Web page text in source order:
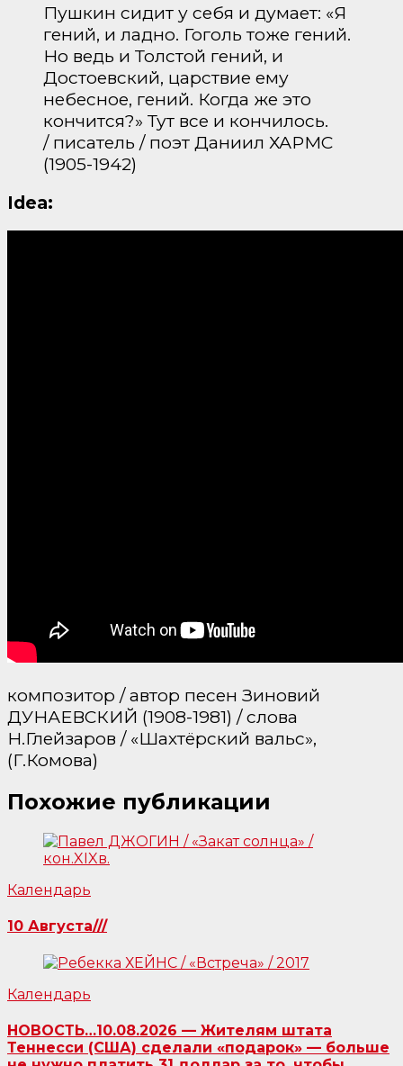
Пушкин сидит у себя и думает: «Я
гений, и ладно. Гоголь тоже гений.
Но ведь и Толстой гений, и
Достоевский, царствие ему
небесное, гений. Когда же это
кончится?» Тут все и кончилось.
/ писатель / поэт Даниил ХАРМС
(1905-1942)
Idea:
композитор / автор песен Зиновий
ДУНАЕВСКИЙ (1908-1981) / слова
Н.Глейзаров / «Шахтёрский вальс»,
(Г.Комова)
Похожие публикации
Календарь
10 Августа///
Календарь
НОВОСТЬ…10.08.2026 — Жителям штата
Теннесси (США) сделали «подарок» — больше